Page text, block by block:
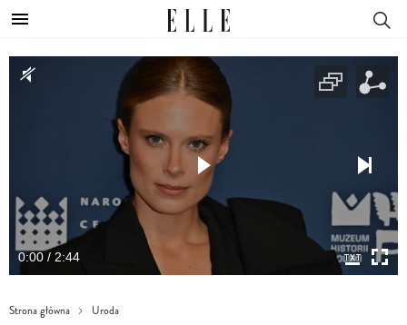
0:00 / 2:44
Strona główna Uroda